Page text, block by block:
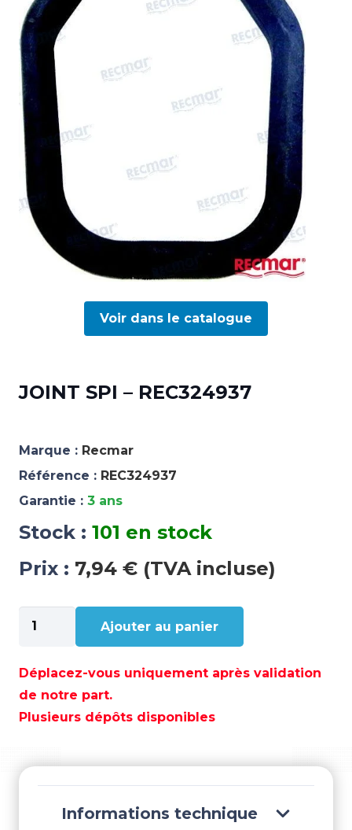
Voir dans le catalogue
JOINT SPI – REC324937
Marque : Recmar
Référence : REC324937
Garantie : 3 ans
Stock : 101 en stock
Prix : 7,94 € (TVA incluse)
quantité
de
SPI
-
REC324937
Ajouter au panier
Déplacez-vous uniquement après validation
de notre part.
Plusieurs dépôts disponibles
Informations technique